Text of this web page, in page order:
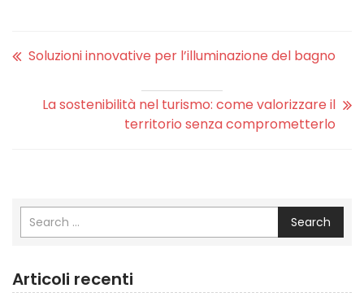
Soluzioni innovative per l’illuminazione del bagno
La sostenibilità nel turismo: come valorizzare il
territorio senza comprometterlo
Search
Articoli recenti